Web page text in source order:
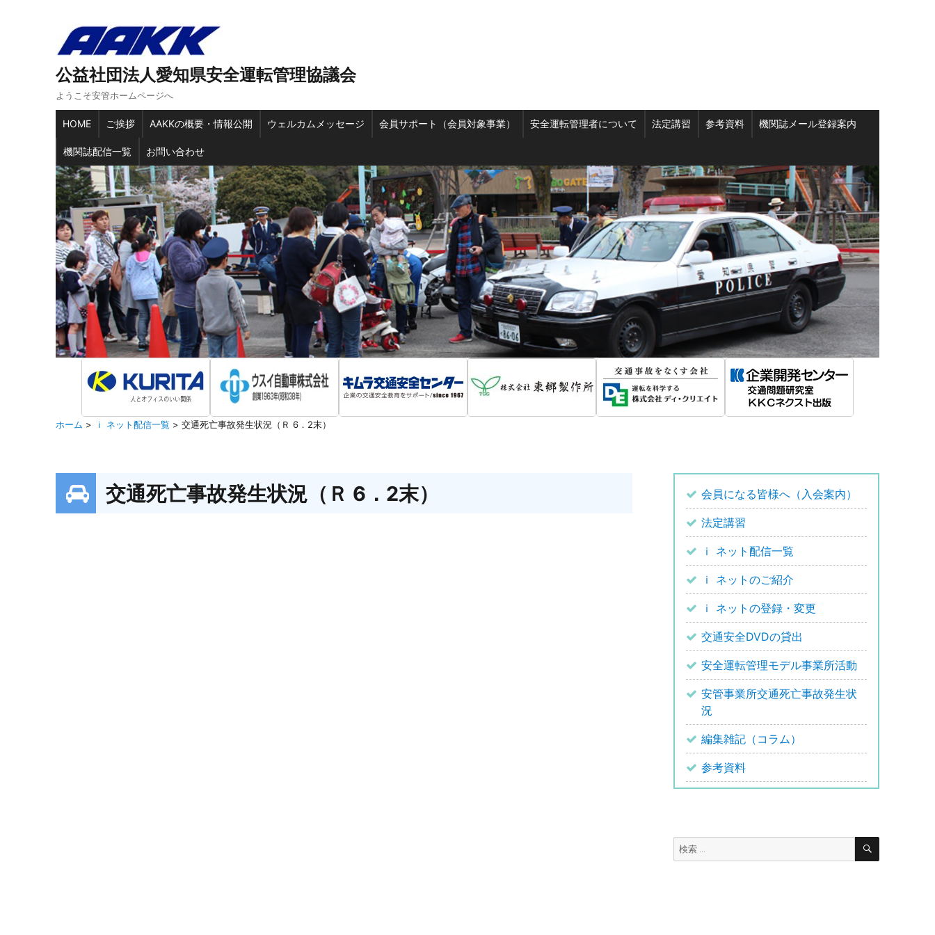
公益社団法人愛知県安全運転管理協議会
ようこそ安管ホームページへ
HOME ご挨拶 AAKKの概要・情報公開 ウェルカムメッセージ 会員サポート（会員対象事業） 安全運転管理者について 法定講習 参考資料 機関誌メール登録案内
機関誌配信一覧 お問い合わせ
ホーム > ｉ ネット配信一覧 >交通死亡事故発生状況（Ｒ 6．2末）
交通死亡事故発生状況（Ｒ 6．2末） 会員になる皆様へ（入会案内）
法定講習
ｉ ネット配信一覧
ｉ ネットのご紹介
ｉ ネットの登録・変更
交通安全DVDの貸出
安全運転管理モデル事業所活動
安管事業所交通死亡事故発生状
況
編集雑記（コラム）
参考資料
検
索:
検